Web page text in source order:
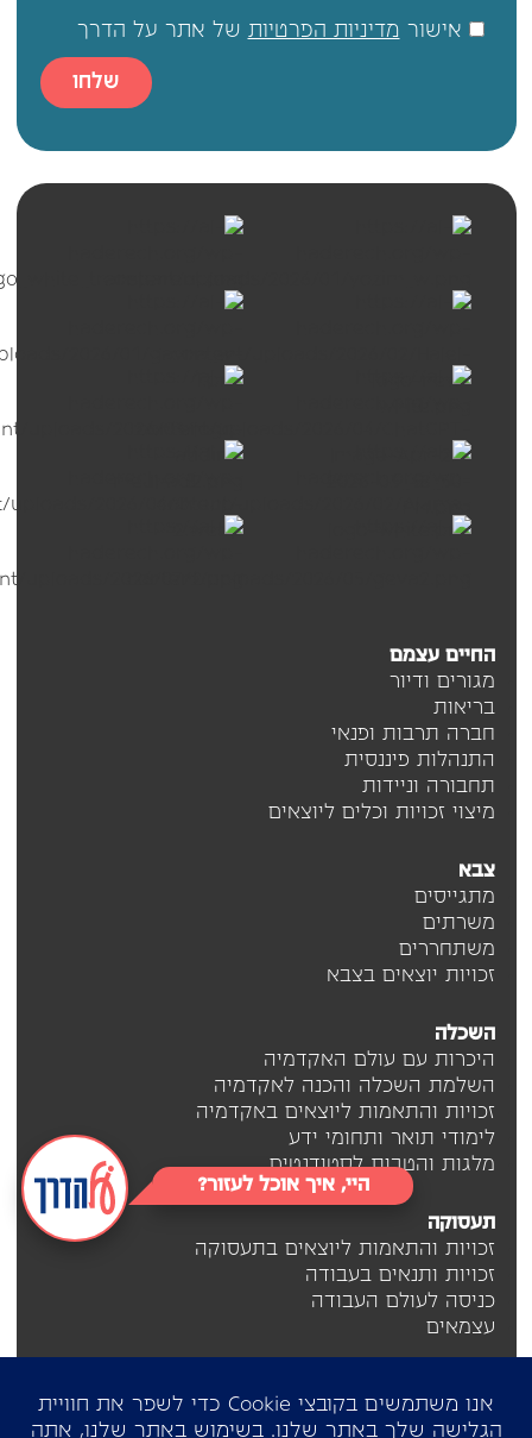
היי, איך אוכל לעזור?
אישור מדיניות הפרטיות של אתר על הדרך
החיים עצמם
מגורים ודיור
בריאות
חברה תרבות ופנאי
התנהלות פיננסית
תחבורה וניידות
מיצוי זכויות וכלים ליוצאים
צבא
מתגייסים
משרתים
משתחררים
זכויות יוצאים בצבא
השכלה
היכרות עם עולם האקדמיה
השלמת השכלה והכנה לאקדמיה
זכויות והתאמות ליוצאים באקדמיה
לימודי תואר ותחומי ידע
מלגות והטבות לסטודנטים
תעסוקה
זכויות והתאמות ליוצאים בתעסוקה
זכויות ותנאים בעבודה
כניסה לעולם העבודה
עצמאים
לשינוי' (ע"ר 580571180) בשיתוף פעולה עם ארגונים